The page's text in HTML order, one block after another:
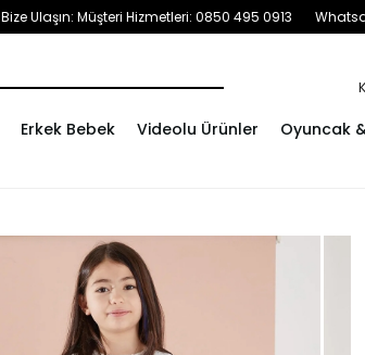
Bize Ulaşın: Müşteri Hizmetleri: 0850 495 0913
Erkek Bebek Videolu Ürünler Oyuncak